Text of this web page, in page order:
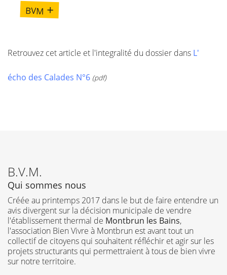
bvm +
Retrouvez cet article et l'integralité du dossier dans L'
écho des Calades N°6 (pdf)
B.V.M.
Qui sommes nous
Créée au printemps 2017 dans le but de faire entendre un
avis divergent sur la décision municipale de vendre
l'établissement thermal de Montbrun les Bains,
l'association Bien Vivre à Montbrun est avant tout un
collectif de citoyens qui souhaitent réfléchir et agir sur les
projets structurants qui permettraient à tous de bien vivre
sur notre territoire.